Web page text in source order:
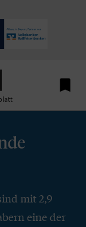

mit 2,9
eine der